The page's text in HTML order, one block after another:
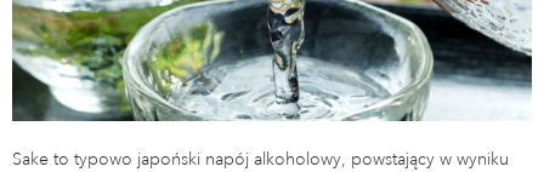
Sake to typowo japoński napój alkoholowy, powstający w wyniku